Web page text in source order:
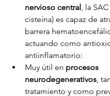
nervioso central , la
cisteína) es capaz de
barrera
actuando como
antiinflamatorio:
Muy útil en procesos
neurodegenerativos ,
tratamiento y como